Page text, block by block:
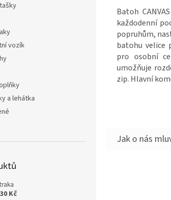
vozík
a lehátka
Kč
Batoh
každodenní
popruhům,
batohu velice
pro osobní
umožňuje
zip. Hlavní